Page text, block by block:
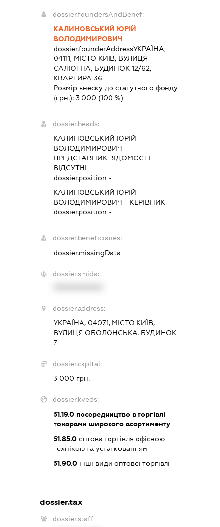
dossier.foundersAndBenef:
КАЛИНОВСЬКИЙ ЮРІЙ
ВОЛОДИМИРОВИЧ
dossier.founderAddressУКРАЇНА,
04111, МІСТО КИЇВ, ВУЛИЦЯ
САЛЮТНА, БУДИНОК 12/62,
КВАРТИРА 36
Розмір внеску до статутного фонду
(грн.): 3 000 (100 %)
dossier.heads:
КАЛИНОВСЬКИЙ ЮРІЙ
ВОЛОДИМИРОВИЧ -
ПРЕДСТАВНИК ВІДОМОСТІ
ВІДСУТНІ
dossier.position -
КАЛИНОВСЬКИЙ ЮРІЙ
ВОЛОДИМИРОВИЧ - КЕРІВНИК
dossier.position -
dossier.beneficiaries:
dossier.missingData
dossier.smida:
dossier.address:
УКРАЇНА, 04071, МІСТО КИЇВ,
ВУЛИЦЯ ОБОЛОНСЬКА, БУДИНОК
7
dossier.capital:
3 000 грн.
dossier.kveds:
51.19.0посередництво в торгівлі
товарами широкого асортименту
51.85.0оптова торгівля офісною
технікою та устаткованням
51.90.0інші види оптової торгівлі
dossier.tax
dossier.staff